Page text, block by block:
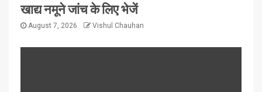
खाद्य नमूने जांच के लिए भेजें
August 7, 2026 Vishul Chauhan